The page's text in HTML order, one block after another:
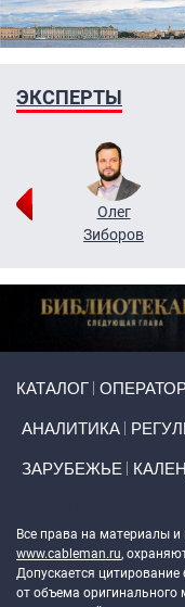
ЭКСПЕРТЫ
Олег
Зиборов
КАТАЛОГ
АНАЛИТИКА
ЗАРУБЕЖЬЕ
Все права на материалы и
www.cableman.ru,
Допускается цитирование
от объема оригинального